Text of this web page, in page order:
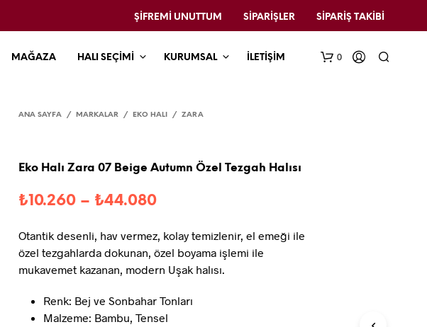
ŞIFREMI UNUTTUM SIPARIŞLER SIPARIŞ TAKIBI
MAĞAZA HALI SEÇİMİ KURUMSAL İLETİŞİM 0
ANA SAYFA / MARKALAR / EKO HALI / ZARA
Eko Halı Zara 07 Beige Autumn Özel Tezgah Halısı
₺10.260 – ₺44.080Fiyat
₺10.260
-
₺44.080
Otantik desenli, hav vermez, kolay temizlenir, el emeği ile
özel tezgahlarda dokunan, özel boyama işlemi ile
mukavemet kazanan, modern Uşak halısı.
Renk: Bej ve Sonbahar Tonları
Malzeme: Bambu, Tensel